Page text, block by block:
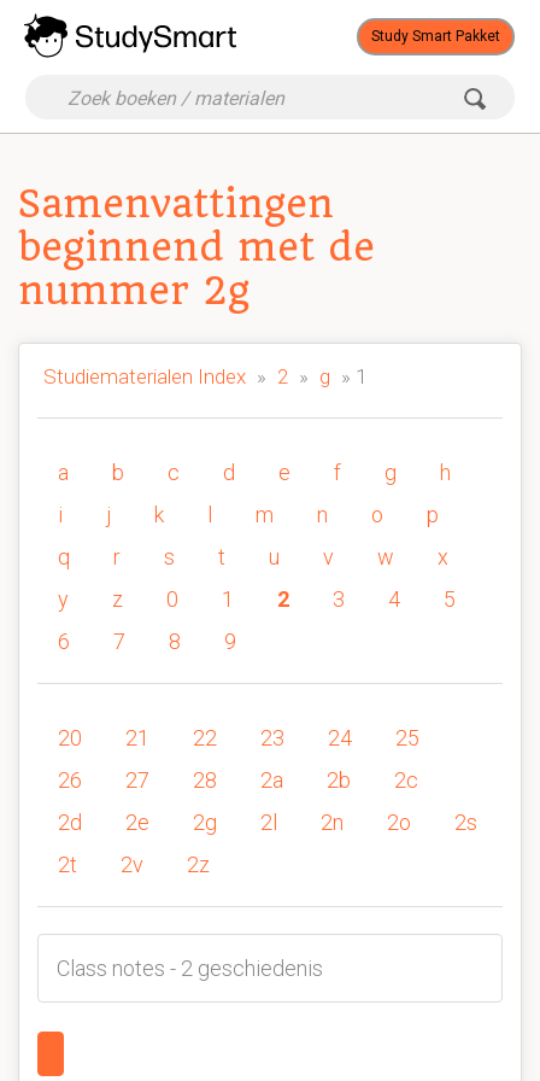
Study Smart Pakket
Samenvattingen
beginnend met de
nummer 2g
Studiematerialen Index » 2 » g » 1
a b c d e f g
h
i
j k m n o
p
q
r s t u v w
x
y
z 0 1 2 3 4
5
6
7 8 9
20 21 22 23 24
25
26
27 28 2a 2b
2c
2d
2e 2g 2l 2n 2o
2s
2t
2v 2z
Class notes - 2 geschiedenis